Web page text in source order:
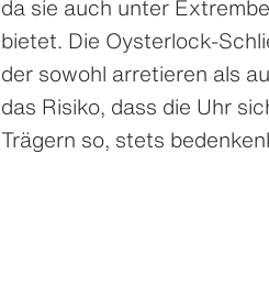
da sie auch unter
bietet. Die Oysterlock-
der sowohl arretieren als
das Risiko, dass die Uhr
Trägern so, stets